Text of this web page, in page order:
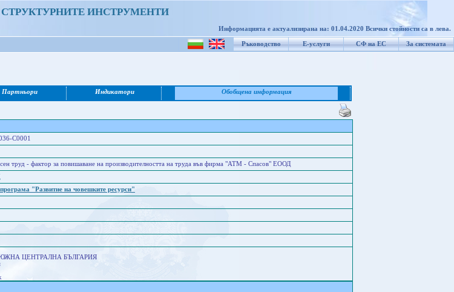
ИНСТРУМЕНТИ
Информацията е актуализирана на: 01.04.2020 Всички стойности са в лева.
Ръководство Е-услуги СФ на ЕС За системата
Партньори Индикатори Обобщена информация
C0001
труд - фактор за повишаване на производителността на труда във фирма "АТМ - Спасов" ЕООД
"Развитие на човешките ресурси"
ЦЕНТРАЛНА БЪЛГАРИЯ